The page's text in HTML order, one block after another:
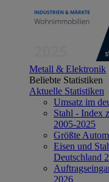
Metall & Elektronik
Beliebte Statistiken
Aktuelle Statistiken
Umsatz im
Stahl - Index
2005-2025
Größte
Eisen und
Deutschland
2026